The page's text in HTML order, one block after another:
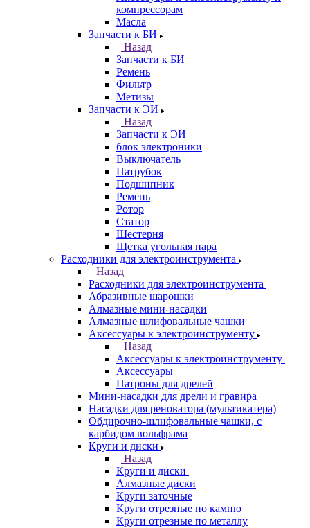
компрессорам
Масла
Запчасти к БИ
Назад
Запчасти к БИ
Ремень
Фильтр
Метизы
Запчасти к ЭИ
Назад
Запчасти к ЭИ
блок электроники
Выключатель
Патрубок
Подшипник
Ремень
Ротор
Статор
Шестерня
Щетка угольная пара
Расходники для электроинструмента
Назад
Расходники для электроинструмента
Абразивные шарошки
Алмазные мини-насадки
Алмазные шлифовальные чашки
Аксессуары к электроинструменту
Назад
Аксессуары к электроинструменту
Аксессуары
Патроны для дрелей
Мини-насадки для дрели и гравира
Насадки для реноватора (мультикатера)
Обдирочно-шлифовальные чашки, с
карбидом вольфрама
Круги и диски
Назад
Круги и диски
Алмазные диски
Круги заточные
Круги отрезные по камню
Круги отрезные по металлу